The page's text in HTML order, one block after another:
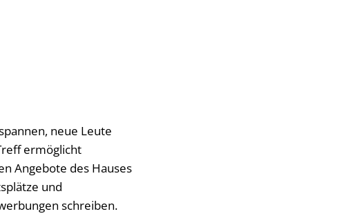
neue Leute
ermöglicht
Angebote des Hauses
und
schreiben.